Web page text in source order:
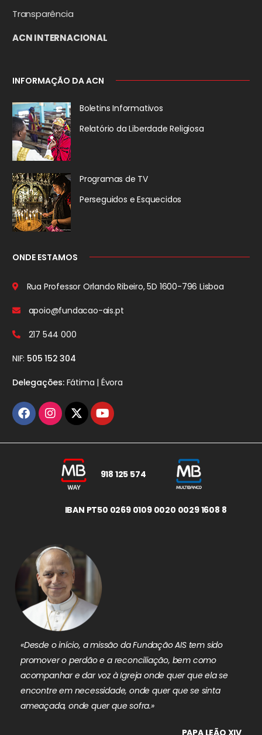
Transparência
ACN INTERNACIONAL
INFORMAÇÃO DA ACN
Boletins Informativos
Relatório da Liberdade Religiosa
Programas de TV
Perseguidos e Esquecidos
ONDE ESTAMOS
Rua Professor Orlando Ribeiro, 5D 1600-796 Lisboa
apoio@fundacao-ais.pt
217 544 000
NIF: 505 152 304
Delegações:Fátima | Évora
918 125 574
IBAN PT50 0269 0109 0020 0029 1608 8
«Desde o início, a missão da Fundação AIS tem sido
promover o perdão e a reconciliação, bem como
acompanhar e dar voz à Igreja onde quer que ela se
encontre em necessidade, onde quer que se sinta
ameaçada, onde quer que sofra.»
PAPA LEÃO XIV